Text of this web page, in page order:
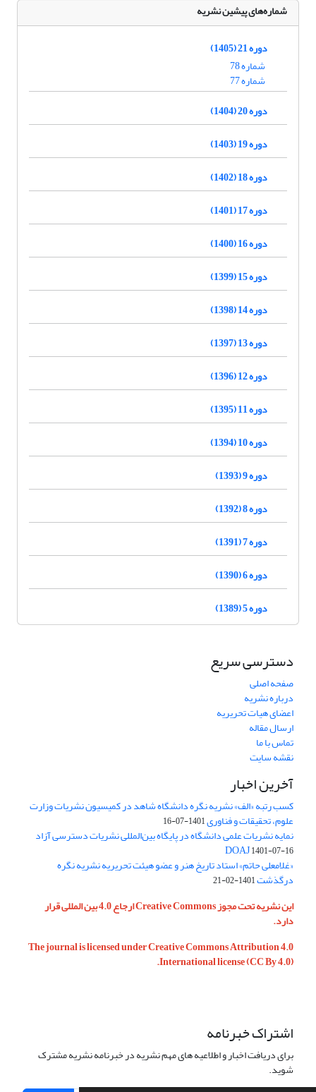
شماره‌های پیشین نشریه
دوره 21 (1405)
شماره 78
شماره 77
دوره 20 (1404)
دوره 19 (1403)
دوره 18 (1402)
دوره 17 (1401)
دوره 16 (1400)
دوره 15 (1399)
دوره 14 (1398)
دوره 13 (1397)
دوره 12 (1396)
دوره 11 (1395)
دوره 10 (1394)
دوره 9 (1393)
دوره 8 (1392)
دوره 7 (1391)
دوره 6 (1390)
دوره 5 (1389)
دسترسی سریع
صفحه اصلی
درباره نشریه
اعضای هیات تحریریه
ارسال مقاله
تماس با ما
نقشه سایت
آخرین اخبار
کسب رتبه «الف» نشریه نگره دانشگاه شاهد در کمیسیون نشریات وزارت
علوم، تحقیقات و فناوری1401-07-16
نمایه نشریات علمی دانشگاه در پایگاه بین‌المللی نشریات دسترسی آزاد
DOAJ1401-07-16
«غلامعلی حاتم» استاد تاریخ هنر و عضو هیئت تحریریه نشریه نگره
درگذشت1401-02-21
این نشریه تحت مجوز Creative Commons ارجاع 4.0 بین المللی قرار
دارد.
The journal is licensed under Creative Commons Attribution 4.0
International license (CC By 4.0).
اشتراک خبرنامه
برای دریافت اخبار و اطلاعیه های مهم نشریه در خبرنامه نشریه مشترک
شوید.